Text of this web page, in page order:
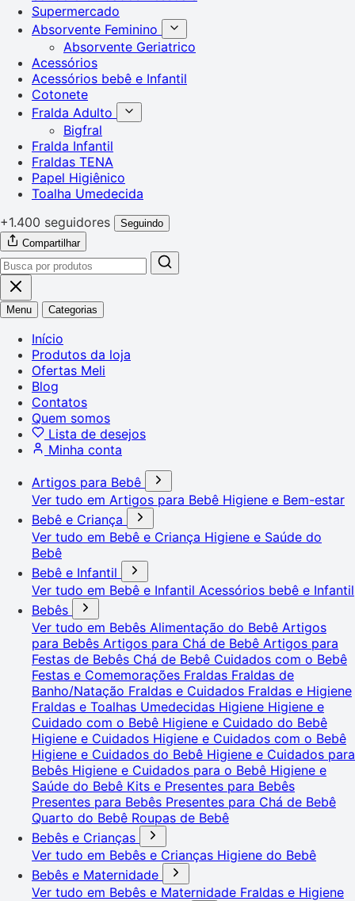
Supermercado
Absorvente Feminino
Absorvente Geriatrico
Acessórios
Acessórios bebê e Infantil
Cotonete
Fralda Adulto
Bigfral
Fralda Infantil
Fraldas TENA
Papel Higiênico
Toalha Umedecida
+1.400 seguidores
Seguindo
Compartilhar
Menu Categorias
Início
Produtos da loja
Ofertas Meli
Blog
Contatos
Quem somos
Lista de desejos
Minha conta
Artigos para Bebê
Ver tudo em Artigos para Bebê Higiene e Bem-estar
Bebê e Criança
Ver tudo em Bebê e Criança Higiene e Saúde do
Bebê
Bebê e Infantil
Ver tudo em Bebê e Infantil Acessórios bebê e Infantil
Bebês
Ver tudo em Bebês Alimentação do Bebê Artigos
para Bebês Artigos para Chá de Bebê Artigos para
Festas de Bebês Chá de Bebê Cuidados com o Bebê
Festas e Comemorações Fraldas Fraldas de
Banho/Natação Fraldas e Cuidados Fraldas e Higiene
Fraldas e Toalhas Umedecidas Higiene Higiene e
Cuidado com o Bebê Higiene e Cuidado do Bebê
Higiene e Cuidados Higiene e Cuidados com o Bebê
Higiene e Cuidados do Bebê Higiene e Cuidados para
Bebês Higiene e Cuidados para o Bebê Higiene e
Saúde do Bebê Kits e Presentes para Bebês
Presentes para Bebês Presentes para Chá de Bebê
Quarto do Bebê Roupas de Bebê
Bebês e Crianças
Ver tudo em Bebês e Crianças Higiene do Bebê
Bebês e Maternidade
Ver tudo em Bebês e Maternidade Fraldas e Higiene